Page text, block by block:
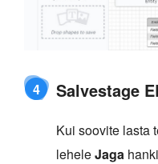
4 Salvestage
Kui soovite lasta
leheleJaga